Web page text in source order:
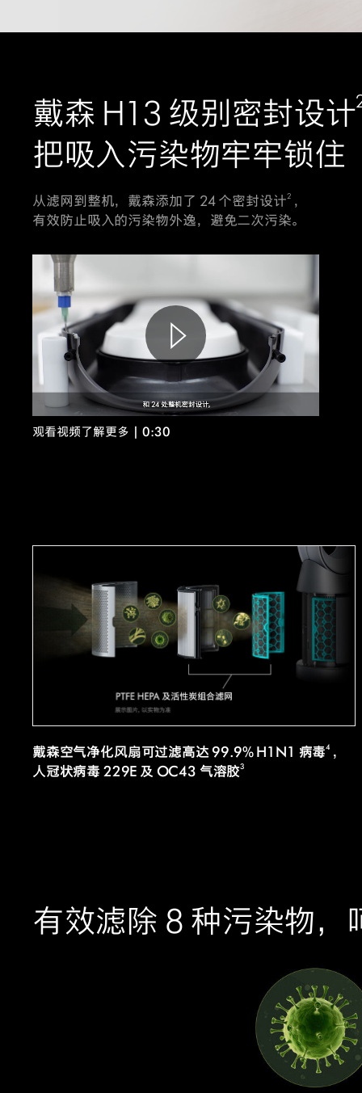
戴森 H13 级别密封设计
把吸入污染物牢牢锁住
从滤网到整机，戴森添加了 24 个密封设计2 ，
有效防止吸入的污染物外逸，避免二次污染。
观看视频了解更多 | 0:30
戴森空气净化风扇可过滤高达 99.9% H1N1 病毒4 ，
人冠状病毒 229E 及 OC43 气溶胶3
有效滤除 8 种污染物